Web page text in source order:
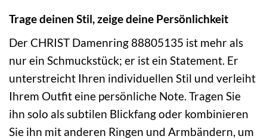
Trage deinen Stil, zeige deine Persönlichkeit
Der CHRIST Damenring 88805135 ist mehr als
nur ein Schmuckstück; er ist ein Statement. Er
unterstreicht Ihren individuellen Stil und verleiht
Ihrem Outfit eine persönliche Note. Tragen Sie
ihn solo als subtilen Blickfang oder kombinieren
Sie ihn mit anderen Ringen und Armbändern, um